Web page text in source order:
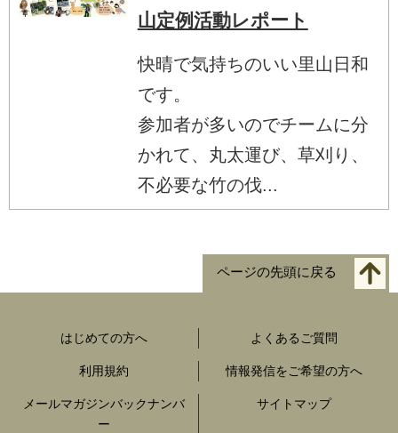
山定例活動レポート
快晴で気持ちのいい里山日和
です。
参加者が多いのでチームに分
かれて、丸太運び、草刈り、
不必要な竹の伐...
ページの先頭に戻る
はじめての方へ よくあるご質問
利用規約 情報発信をご希望の方へ
メールマガジンバックナンバ
ー
サイトマップ